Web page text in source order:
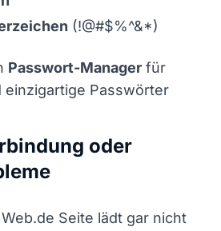
(!@#$%^&*)
Passwort-Manager für
einzigartige Passwörter
oder
Seite lädt gar nicht